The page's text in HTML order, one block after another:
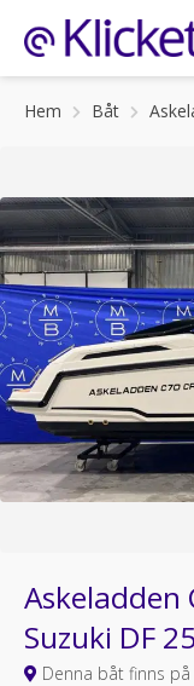
Hem Båt
Askeladden
Suzuki DF
Denna båt finns på